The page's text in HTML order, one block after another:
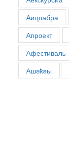
Аицлабра
Апроект
Афестиваль
Ашәҟәы